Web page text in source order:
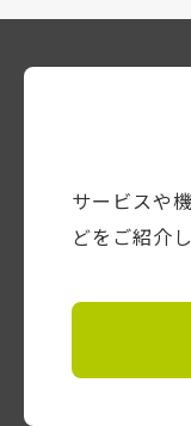
サービスや
どをご紹介